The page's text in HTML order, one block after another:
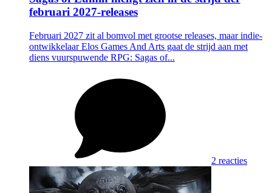
februari 2027-releases
Februari 2027 zit al bomvol met grootse releases, maar indie-
ontwikkelaar Elos Games And Arts gaat de strijd aan met
diens vuurspuwende RPG: Sagas of...
2 reacties